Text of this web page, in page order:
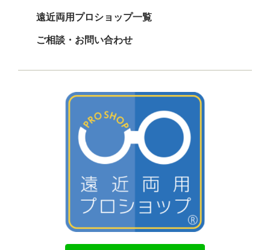
遠近両用プロショップ一覧
ご相談・お問い合わせ